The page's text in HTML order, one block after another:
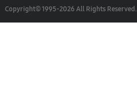
Copyright© 1995-2026 All Rights Reserved.